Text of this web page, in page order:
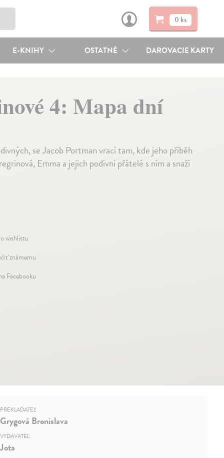
0 ks
E-KNIHY OSTATNÉ DAROVACIE KARTY
4: Mapa dní
se Jacob Portman vrací tam, kde jeho příběh
Emma a jejich podivní přátelé s ním a snaží
wishlistu
známemu
Facebooku
PREKLADATEĽ
Grygová Bronislava
VYDAVATEĽ
Jota